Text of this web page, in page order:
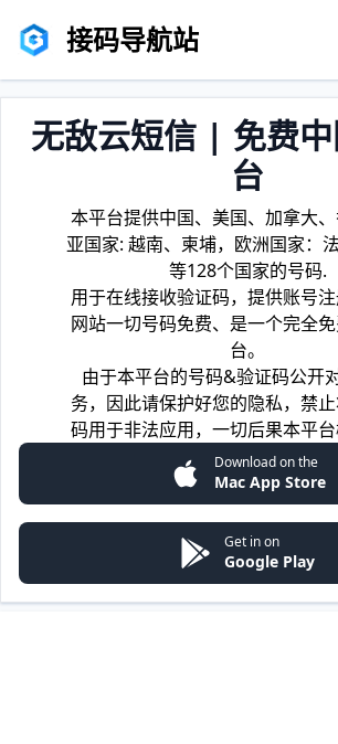
接码导航站
无敌云短信 | 免费
台
本平台提供中国、美国、加拿大
亚国家: 越南、柬埔，欧洲国家：法
等128个国家的号码.
用于在线接收验证码，提供账号
网站一切号码免费、是一个完全
台。
由于本平台的号码&验证码公开
务，因此请保护好您的隐私，禁
码用于非法应用，一切后果本平台
Download on the
Mac App Store
Get in on
Google Play